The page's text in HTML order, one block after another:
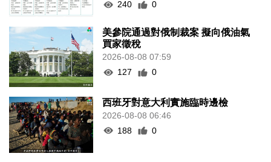
240
0
美參院通過對俄制裁案 擬向俄油氣
買家徵稅
2026-08-08 07:59
127
0
西班牙對意大利實施臨時邊檢
2026-08-08 06:46
188
0